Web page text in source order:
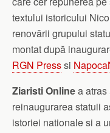
textului istoricului
renovării grupului
montat după
RGN Presssi
Ziaristi Onlinea
reinaugurarea statuii
istoriei nationale si a